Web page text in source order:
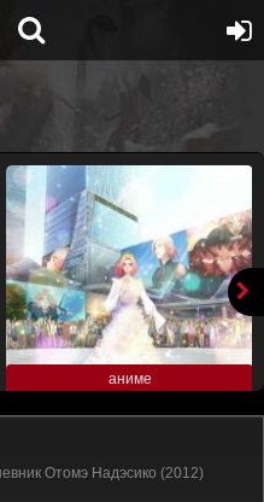
аниме
Отомэ Надэсико (2012)